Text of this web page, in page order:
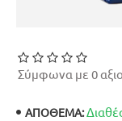
ΑΠΟΘΕΜΑ:
Σύμφωνα με 0